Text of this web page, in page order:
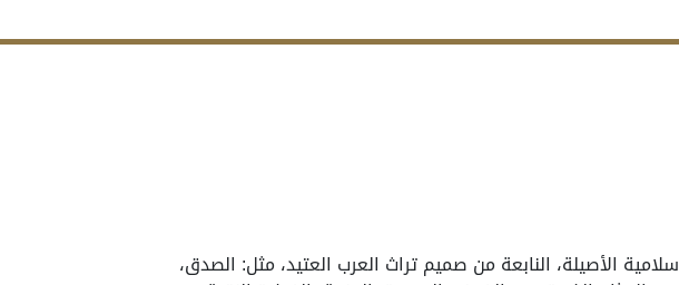
الأصيلة، النابعة من صميم تراث العرب العتيد، مثل: الصدق،